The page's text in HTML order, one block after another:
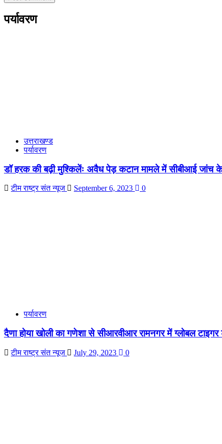
पर्यावरण
उत्तराखण्ड
पर्यावरण
डॉ हरक की बढ़ी मुश्किलेंः अवैध पेड़ कटान मामले में सीबीआई
टीम राष्ट्र संत न्यूज September 6, 2023 0
पर्यावरण
दैणा होया खोली का गणेशा से सीआरवीआर रामनगर में ग्लोबल
टीम राष्ट्र संत न्यूज July 29, 2023 0